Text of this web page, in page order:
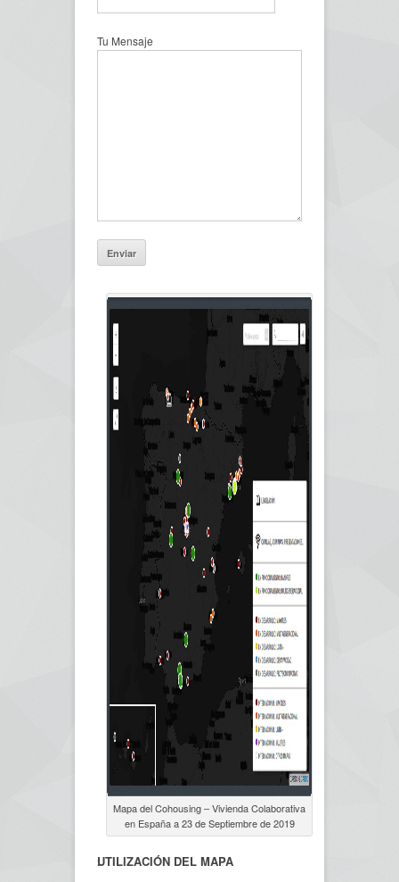
Tu Mensaje
Mapa del Cohousing – Vivienda Colaborativa
en España a 23 de Septiembre de 2019
.UTILIZACIÓN DEL MAPA
.